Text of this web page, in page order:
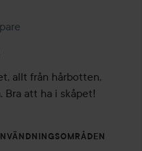
allt från hårbotten,
Bra att ha i skåpet!